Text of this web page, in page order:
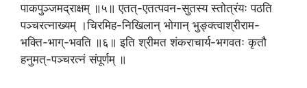
पाकपुञ्जमद्राक्षम् ॥५॥ एतत्-एतत्पवन-सुतस्य स्तोत्रंयः पठति
पञ्चरत्नाख्यम् ।चिरमिह-निखिलान् भोगान् भुङ्क्त्वाश्रीराम-
भक्ति-भाग्-भवति ॥६॥ इति श्रीमत शंकराचार्य-भगवतः कृतौ
हनुमत्-पञ्चरत्नं संपूर्णम् ॥